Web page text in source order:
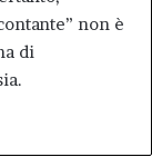
non è
di